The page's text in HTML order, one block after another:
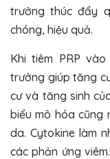
trưởng thúc đẩy
chóng, hiệu quả.
Khi tiêm PRP
trưởng giúp tăng
cư và tăng sinh
biểu mô hóa cũng
da. Cytokine làm
các phản ứng